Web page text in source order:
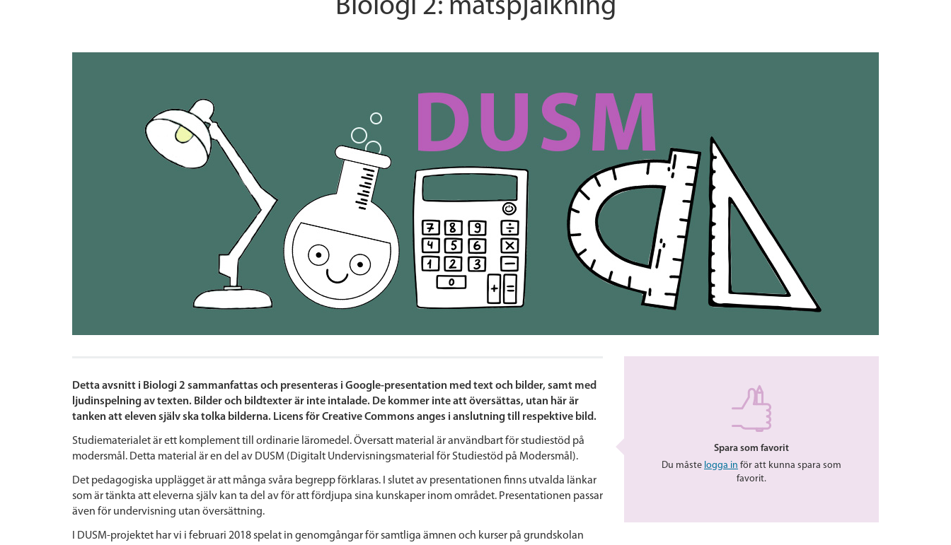
Biologi 2: matspjälkning
Detta avsnitt i Biologi 2 sammanfattas och presenteras i Google-presentation med text och bilder, samt med
ljudinspelning av texten. Bilder och bildtexter är inte intalade. De kommer inte att översättas, utan här är
tanken att eleven själv ska tolka bilderna. Licens för Creative Commons anges i anslutning till respektive bild.
Studiematerialet är ett komplement till ordinarie läromedel. Översatt material är användbart för studiestöd på
modersmål. Detta material är en del av DUSM (Digitalt Undervisningsmaterial för Studiestöd på Modersmål).
Det pedagogiska upplägget är att många svåra begrepp förklaras. I slutet av presentationen finns utvalda länkar
som är tänkta att eleverna själv kan ta del av för att fördjupa sina kunskaper inom området. Presentationen passar
även för undervisning utan översättning.
I DUSM-projektet har vi i februari 2018 spelat in genomgångar för samtliga ämnen och kurser på grundskolan
Spara som favorit
Du måste logga in för att kunna spara som
favorit.